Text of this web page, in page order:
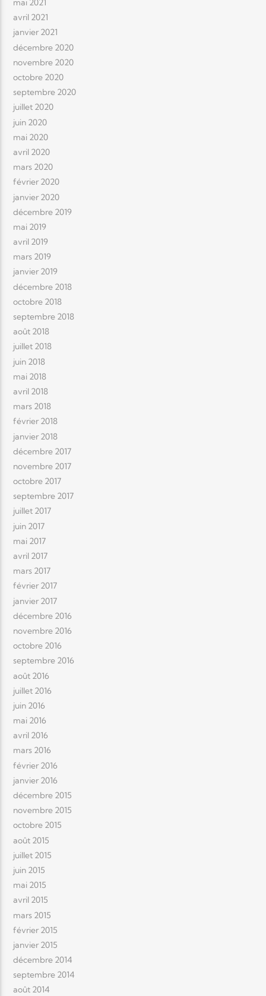
mai 2021
avril 2021
janvier 2021
décembre 2020
novembre 2020
octobre 2020
septembre 2020
juillet 2020
juin 2020
mai 2020
avril 2020
mars 2020
février 2020
janvier 2020
décembre 2019
mai 2019
avril 2019
mars 2019
janvier 2019
décembre 2018
octobre 2018
septembre 2018
août 2018
juillet 2018
juin 2018
mai 2018
avril 2018
mars 2018
février 2018
janvier 2018
décembre 2017
novembre 2017
octobre 2017
septembre 2017
juillet 2017
juin 2017
mai 2017
avril 2017
mars 2017
février 2017
janvier 2017
décembre 2016
novembre 2016
octobre 2016
septembre 2016
août 2016
juillet 2016
juin 2016
mai 2016
avril 2016
mars 2016
février 2016
janvier 2016
décembre 2015
novembre 2015
octobre 2015
août 2015
juillet 2015
juin 2015
mai 2015
avril 2015
mars 2015
février 2015
janvier 2015
décembre 2014
septembre 2014
août 2014